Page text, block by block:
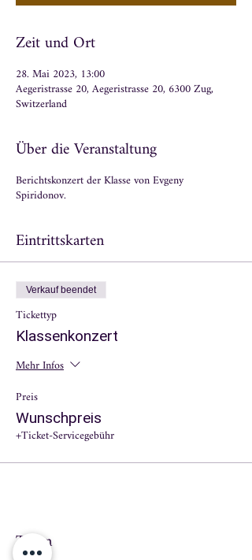
Zeit und Ort
28. Mai 2023, 13:00
Aegeristrasse 20, Aegeristrasse 20, 6300 Zug,
Switzerland
Über die Veranstaltung
Berichtskonzert der Klasse von Evgeny
Spiridonov.
Eintrittskarten
Verkauf beendet
Tickettyp
Klassenkonzert
Mehr Infos
Preis
Wunschpreis
+Ticket-Servicegebühr
Teilen